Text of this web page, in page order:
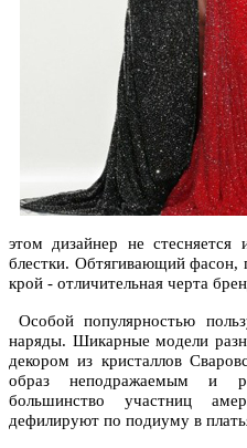
этом дизайнер не стесняется
блестки. Обтягивающий фасон,
крой - отличительная черта
Особой популярностью
наряды. Шикарные модели
декором из кристаллов
образ неподражаемым и
большинство участниц
дефилируют по подиуму в